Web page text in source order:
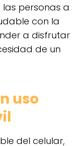
personas a
con la
a disfrutar
de un
uso
del celular,